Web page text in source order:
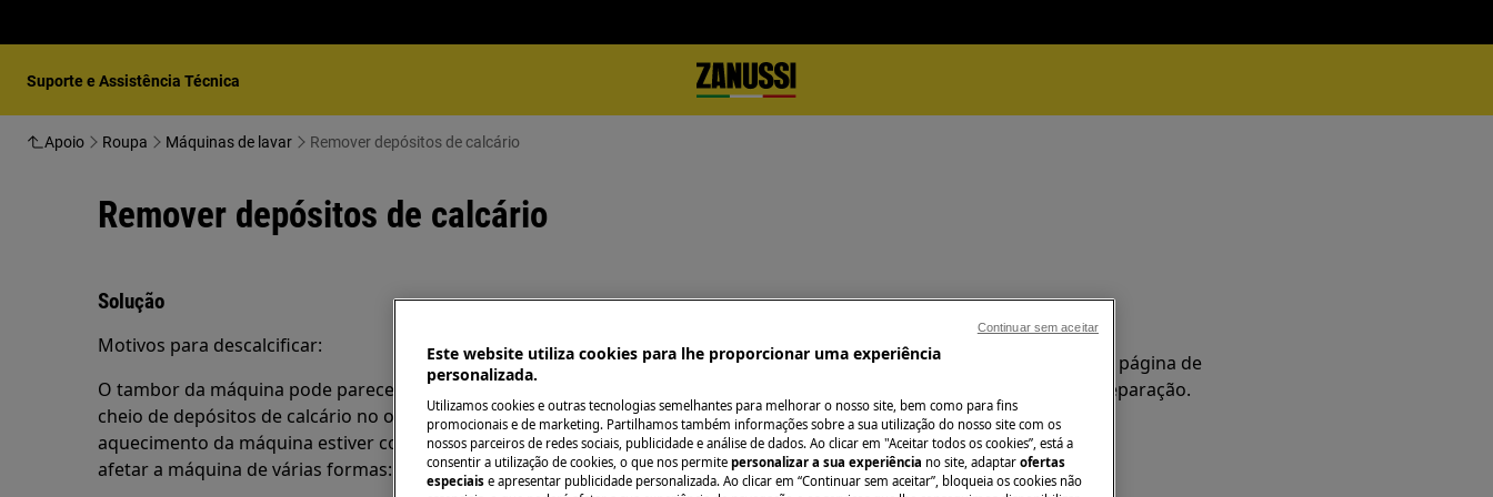
Suporte e Assistência Técnica
Apoio Roupa Máquinas de lavar Remover depósitos de calcário
Remover depósitos de calcário
Solução
Motivos para descalcificar:
O tambor da máquina pode parecer limpo e brilhante no interior, mas pode estar
cheio de depósitos de calcário no outro lado, que não é visível. Se a resistência de
aquecimento da máquina estiver coberta com depósitos de calcário, isso pode
afetar a máquina de várias formas:
Precisa de assistência
Não se preocupe. Aceda à nossa página de
assistência técnica e reserve a reparação.
Marcar serviço
Este website utiliza cookies para lhe proporcionar uma experiência
personalizada.
Utilizamos cookies e outras tecnologias semelhantes para melhorar o nosso site, bem como para fins
promocionais e de marketing. Partilhamos também informações sobre a sua utilização do nosso site com os
nossos parceiros de redes sociais, publicidade e análise de dados. Ao clicar em "Aceitar todos os cookies”, está a
consentir a utilização de cookies, o que nos permite personalizar a sua experiência no site, adaptar ofertas
especiais e apresentar publicidade personalizada. Ao clicar em “Continuar sem aceitar”, bloqueia os cookies não
Continuar sem aceitar